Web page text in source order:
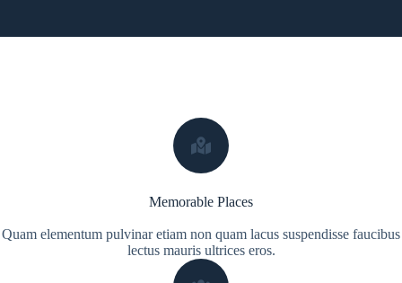
Memorable Places
Quam elementum pulvinar etiam non quam lacus suspendisse faucibus
lectus mauris ultrices eros.